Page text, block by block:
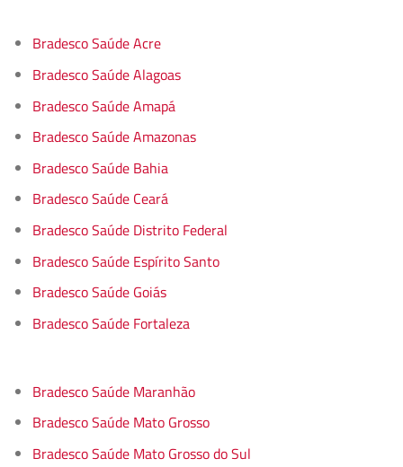
Bradesco Saúde Acre
Bradesco Saúde Alagoas
Bradesco Saúde Amapá
Bradesco Saúde Amazonas
Bradesco Saúde Bahia
Bradesco Saúde Ceará
Bradesco Saúde Distrito Federal
Bradesco Saúde Espírito Santo
Bradesco Saúde Goiás
Bradesco Saúde Fortaleza
Bradesco Saúde Maranhão
Bradesco Saúde Mato Grosso
Bradesco Saúde Mato Grosso do Sul